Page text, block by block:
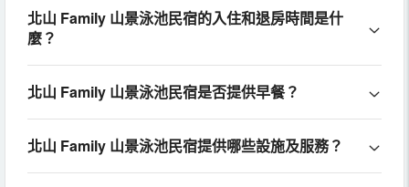
北山 Family 山景泳池民宿的入住和退房時間是什
麼？
北山 Family 山景泳池民宿是否提供早餐？
北山 Family 山景泳池民宿提供哪些設施及服務？